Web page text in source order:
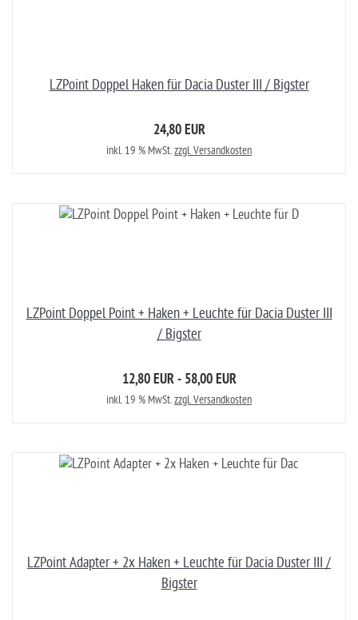
LZPoint Doppel Haken für Dacia Duster III / Bigster
24,80 EUR
inkl. 19 % MwSt.zzgl. Versandkosten
LZPoint Doppel Point + Haken + Leuchte für Dacia Duster III
/ Bigster
12,80 EUR - 58,00 EUR
inkl. 19 % MwSt.zzgl. Versandkosten
LZPoint Adapter + 2x Haken + Leuchte für Dacia Duster III /
Bigster